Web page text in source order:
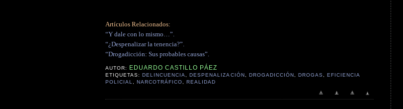
Artículos Relacionados:
“Y dale con lo mismo…”.
“¿Despenalizar la tenencia?”.
“Drogadicción: Sus probables causas”.
AUTOR: EDUARDO CASTILLO PÁEZ
ETIQUETAS:DELINCUENCIA ,DESPENALIZACIÓN DROGADICCIÓN DROGAS
EFICIENCIA
POLICIAL
,NARCOTRÁFICO ,REALIDAD